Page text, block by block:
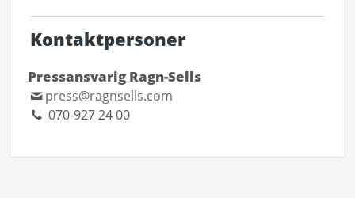
Kontaktpersoner
Pressansvarig Ragn-Sells
press@ragnsells.com
070-927 24 00